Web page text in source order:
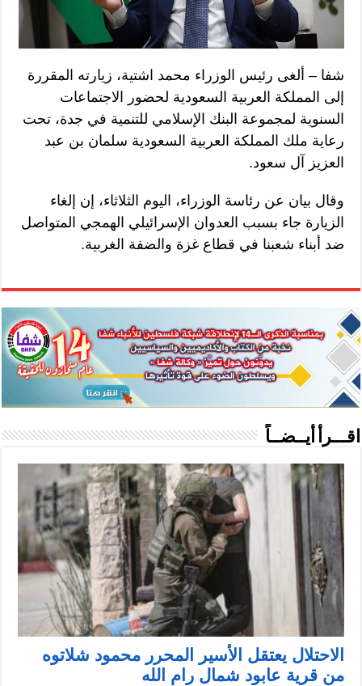
شفا – ألغى رئيس الوزراء محمد اشتية، زيارته المقررة
إلى المملكة العربية السعودية لحضور الاجتماعات
السنوية لمجموعة البنك الإسلامي للتنمية في جدة، تحت
رعاية ملك المملكة العربية السعودية سلمان بن عبد
العزيز آل سعود.
وقال بيان عن رئاسة الوزراء، اليوم الثلاثاء، إن إلغاء
الزيارة جاء بسبب العدوان الإسرائيلي الهمجي المتواصل
ضد أبناء شعبنا في قطاع غزة والضفة الغربية.
اقـــرأ أيــضــاً
الاحتلال يعتقل الأسير المحرر محمود شلاتوه
من قرية عابود شمال رام الله